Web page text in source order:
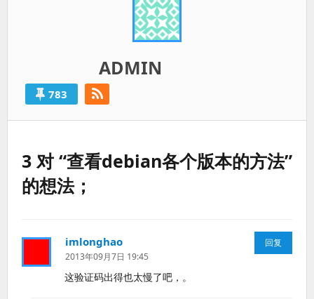
ADMIN
783
3 对 “查看debian各个版本的方法”
的想法；
imlonghao
道：
2013年09月7日 19:45
这验证码出得也太慢了吧，。
回复